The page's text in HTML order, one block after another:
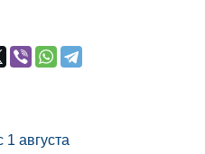
1 августа